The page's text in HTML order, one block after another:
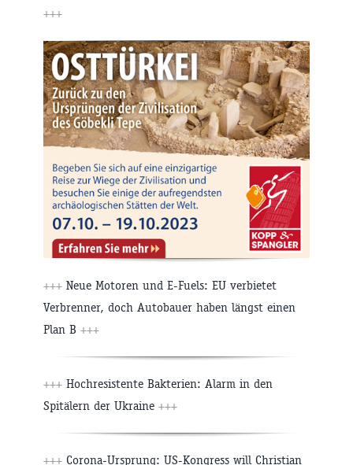
+++
+++ Neue Motoren und E-Fuels: EU verbietet
Verbrenner, doch Autobauer haben längst einen
Plan B +++
+++ Hochresistente Bakterien: Alarm in den
Spitälern der Ukraine +++
+++ Corona-Ursprung: US-Kongress will Christian